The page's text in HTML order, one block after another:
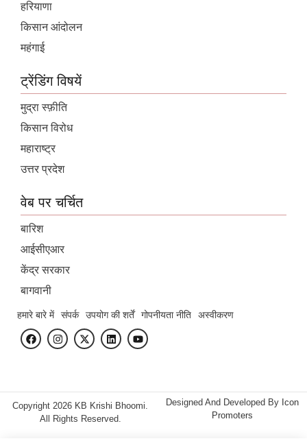
हरियाणा
किसान आंदोलन
महंगाई
ट्रेंडिंग विषयें
मुद्रा स्फ़ीति
किसान विरोध
महाराष्ट्र
उत्तर प्रदेश
वेब पर चर्चित
बारिश
आईसीएआर
केंद्र सरकार
बागवानी
हमारे बारे में संपर्क उपयोग की शर्तें गोपनीयता नीति अस्वीकरण
Copyright 2026 KB Krishi Bhoomi.
All Rights Reserved.
Designed And Developed By Icon
Promoters